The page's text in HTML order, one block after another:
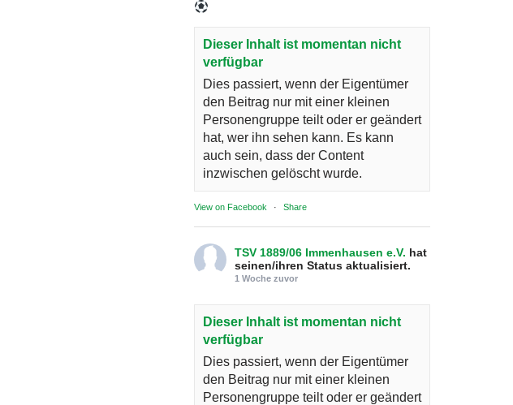
Dieser Inhalt ist momentan nicht
verfügbar
Dies passiert, wenn der Eigentümer
den Beitrag nur mit einer kleinen
Personengruppe teilt oder er geändert
hat, wer ihn sehen kann. Es kann
auch sein, dass der Content
inzwischen gelöscht wurde.
View on Facebook · Share
TSV 1889/06 Immenhausen e.V. hat
seinen/ihren Status aktualisiert.
1 Woche zuvor
Dieser Inhalt ist momentan nicht
verfügbar
Dies passiert, wenn der Eigentümer
den Beitrag nur mit einer kleinen
Personengruppe teilt oder er geändert